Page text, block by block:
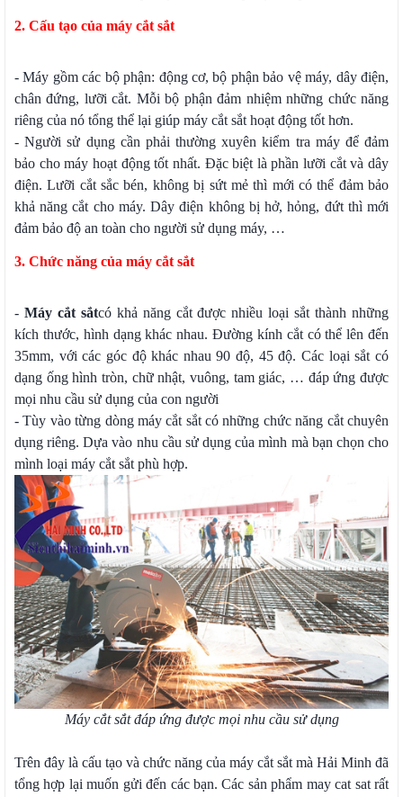
2. Cấu tạo của máy cắt sắt
- Máy gồm các bộ phận: động cơ, bộ phận bảo vệ máy, dây điện,
chân đứng, lưỡi cắt. Mỗi bộ phận đảm nhiệm những chức năng
riêng của nó tổng thể lại giúp máy cắt sắt hoạt động tốt hơn.
- Người sử dụng cần phải thường xuyên kiểm tra máy để đảm
bảo cho máy hoạt động tốt nhất. Đặc biệt là phần lưỡi cắt và dây
điện. Lưỡi cắt sắc bén, không bị sứt mẻ thì mới có thể đảm bảo
khả năng cắt cho máy. Dây điện không bị hở, hỏng, đứt thì mới
đảm bảo độ an toàn cho người sử dụng máy, …
3. Chức năng của máy cắt sắt
- Máy cắt sắtcó khả năng cắt được nhiều loại sắt thành những
kích thước, hình dạng khác nhau. Đường kính cắt có thể lên đến
35mm, với các góc độ khác nhau 90 độ, 45 độ. Các loại sắt có
dạng ống hình tròn, chữ nhật, vuông, tam giác, … đáp ứng được
mọi nhu cầu sử dụng của con người
- Tùy vào từng dòng máy cắt sắt có những chức năng cắt chuyên
dụng riêng. Dựa vào nhu cầu sử dụng của mình mà bạn chọn cho
mình loại máy cắt sắt phù hợp.
Máy cắt sắt đáp ứng được mọi nhu cầu sử dụng
Trên đây là cấu tạo và chức năng của máy cắt sắt mà Hải Minh đã
tổng hợp lại muốn gửi đến các bạn. Các sản phẩm may cat sat rất